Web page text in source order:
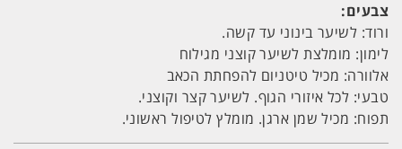
צבעים:
ורוד: לשיער בינוני עד קשה.
לימון: מומלצת לשיער קוצני מגילוח
אלוורה: מכיל טיטניום להפחתת הכאב
טבעי: לכל איזורי הגוף. לשיער קצר וקוצני.
תפוח: מכיל שמן ארגן. מומלץ לטיפול ראשוני.